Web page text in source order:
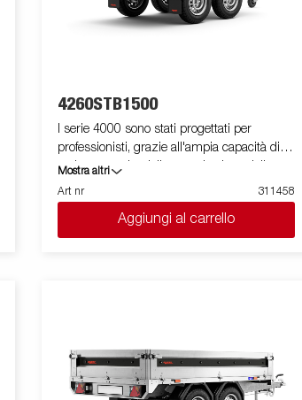
4260STB1500
I serie 4000 sono stati progettati per
professionisti, grazie all'ampia capacità di
carico garantita dalle sponde alte e dalle
ruote posizionate sotto il pianale. Questa
versione è equipaggiata con sponde in
acciaio e mono asse, presenta un profilo in
acciaio rinforzato posto attorno al pianale utile
e rimovibili facilmente. E' disponibile una
vasta gamma di accessori. Le immagini sono
solo a scopo illustrativo e potrebbero
Mostra altri
Art nr
311458
Aggiungi al carrello